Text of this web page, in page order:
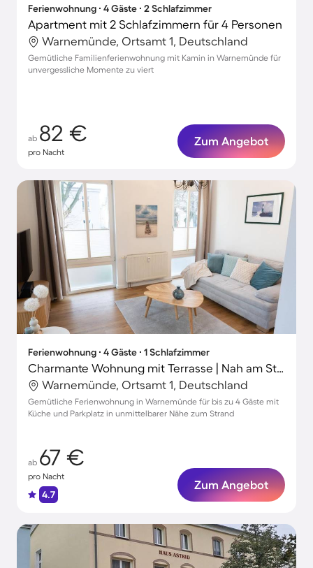
Ferienwohnung ∙ 4 Gäste ∙ 2 Schlafzimmer
Apartment mit 2 Schlafzimmern für 4 Personen
Warnemünde, Ortsamt 1, Deutschland
Gemütliche Familienferienwohnung mit Kamin in Warnemünde für
unvergessliche Momente zu viert
ab 82 €
pro Nacht
Zum Angebot
Ferienwohnung ∙ 4 Gäste ∙ 1 Schlafzimmer
Charmante Wohnung mit Terrasse | Nah am Strand
Warnemünde, Ortsamt 1, Deutschland
Gemütliche Ferienwohnung in Warnemünde für bis zu 4 Gäste mit
Küche und Parkplatz in unmittelbarer Nähe zum Strand
ab 67 €
pro Nacht
4.7
Zum Angebot